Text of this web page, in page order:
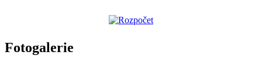
Fotogalerie